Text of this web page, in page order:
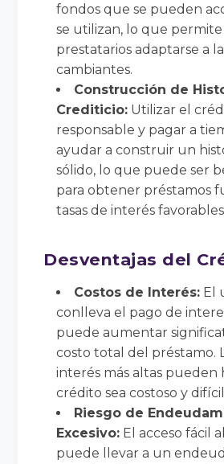
fondos que se pueden
se utilizan, lo que permite
prestatarios adaptarse a
cambiantes.
Construcción de
Crediticio: Utilizar el
responsable y pagar a
ayudar a construir un
sólido, lo que puede ser
para obtener préstamos
tasas de interés
Desventajas del
Costos de Interés: El
conlleva el pago de
puede aumentar
costo total del préstamo.
interés más altas pueden
crédito sea costoso y
Riesgo de
Excesivo: El acceso fácil
puede llevar a un